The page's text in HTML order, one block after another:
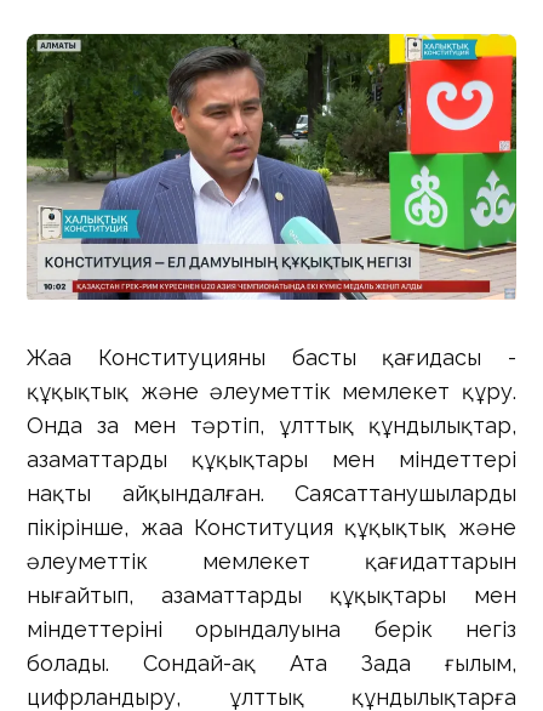
Жаңа Конституцияның басты қағидасы -
құқықтық және әлеуметтік мемлекет құру.
Онда заң мен тәртіп, ұлттық құндылықтар,
азаматтардың құқықтары мен міндеттері
нақты айқындалған. Саясаттанушылардың
пікірінше, жаңа Конституция құқықтық және
әлеуметтік мемлекет қағидаттарын
нығайтып, азаматтардың құқықтары мен
міндеттерінің орындалуына берік негіз
болады. Сондай-ақ Ата Заңда ғылым,
цифрландыру, ұлттық құндылықтарға